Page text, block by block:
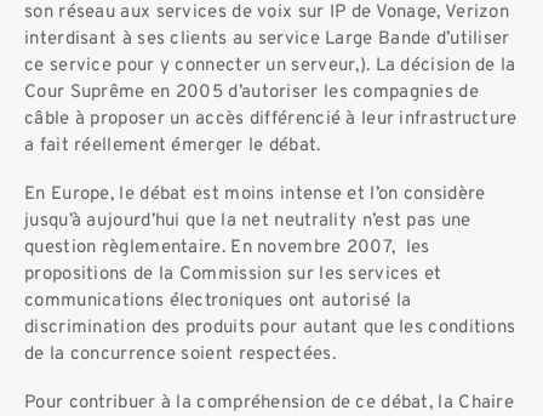
son réseau aux services de voix sur IP de Vonage, Verizon
interdisant à ses clients au service Large Bande d’utiliser
ce service pour y connecter un serveur,). La décision de la
Cour Suprême en 2005 d’autoriser les compagnies de
câble à proposer un accès différencié à leur infrastructure
a fait réellement émerger le débat.
En Europe, le débat est moins intense et l’on considère
jusqu’à aujourd’hui que la net neutrality n’est pas une
question règlementaire. En novembre 2007, les
propositions de la Commission sur les services et
communications électroniques ont autorisé la
discrimination des produits pour autant que les conditions
de la concurrence soient respectées.
Pour contribuer à la compréhension de ce débat, la Chaire